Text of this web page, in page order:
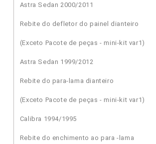
Astra Sedan 2000/2011
Rebite do defletor do painel dianteiro
(Exceto Pacote de peças - mini-kit var1)
Astra Sedan 1999/2012
Rebite do para-lama dianteiro
(Exceto Pacote de peças - mini-kit var1)
Calibra 1994/1995
Rebite do enchimento ao para -lama